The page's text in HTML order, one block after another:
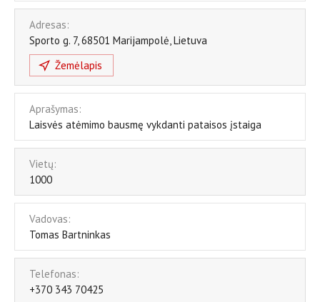
Adresas:
Sporto g. 7,68501 Marijampolė,Lietuva
Žemėlapis
Aprašymas:
Laisvės atėmimo bausmę vykdanti pataisos įstaiga
Vietų:
1000
Vadovas:
Tomas Bartninkas
Telefonas:
+370 343 70425